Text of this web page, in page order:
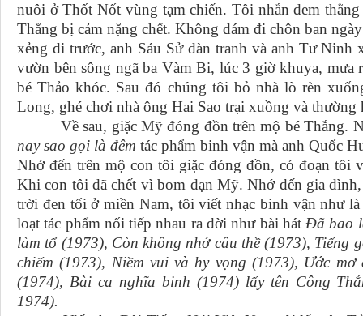
nuôi ở Thốt Nốt vùng tạm chiến. Tôi nhắn đem
Thắng bị cảm nặng chết. Không dám đi chôn ban
xẻng đi trước, anh Sáu Sử đàn tranh và anh Tư
vườn bên sông ngã ba Vàm Bi, lúc 3 giờ khuya,
bé Thảo khóc. Sau đó chúng tôi bỏ nhà lò rèn
Long, ghé chơi nhà ông Hai Sao trại xuồng và
Về sau, giặc Mỹ đóng đồn trên mộ bé Thắng.
nay sao gọi là đêm tác phẩm binh vận mà anh Quốc
Nhớ đến trên mộ con tôi giặc đóng đồn, có đoạn
Khi con tôi đã chết vì bom đạn Mỹ. Nhớ đến gia
trời đen tối ở miền Nam, tôi viết nhạc binh vận như
loạt tác phẩm nối tiếp nhau ra đời như bài hátĐã bao
làm tổ (1973), Còn không nhớ câu thề (1973), Tiếng
chiếm (1973), Niềm vui và hy vọng (1973), Ước
(1974), Bài ca nghĩa binh (1974) lấy tên Công
1974).